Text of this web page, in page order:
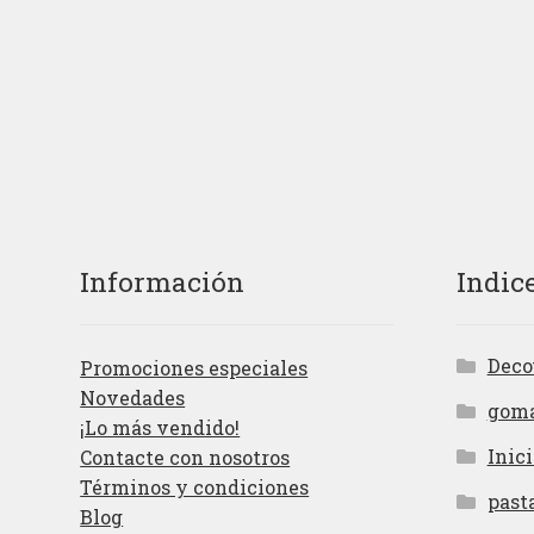
Información
Promociones especiales
Novedades
¡Lo más vendido!
Contacte con nosotros
Términos y condiciones
Blog